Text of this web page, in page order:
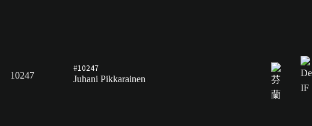
10247
#10247
Juhani Pikkarainen